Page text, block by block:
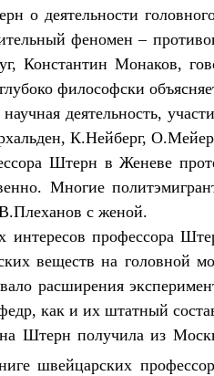
о деятельности
феномен –
Константин Монаков,
философски
деятельность,
К.Нейберг,
Штерн в Женеве
Многие
с женой.
интересов профессора
веществ на головной
расширения
как и их штатный
Штерн получила из
швейцарских